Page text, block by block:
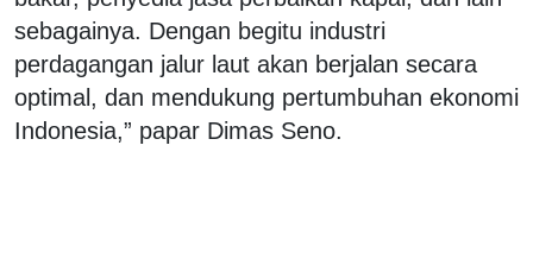
sebagainya. Dengan begitu industri
perdagangan jalur laut akan berjalan secara
optimal, dan mendukung pertumbuhan ekonomi
Indonesia,” papar Dimas Seno.